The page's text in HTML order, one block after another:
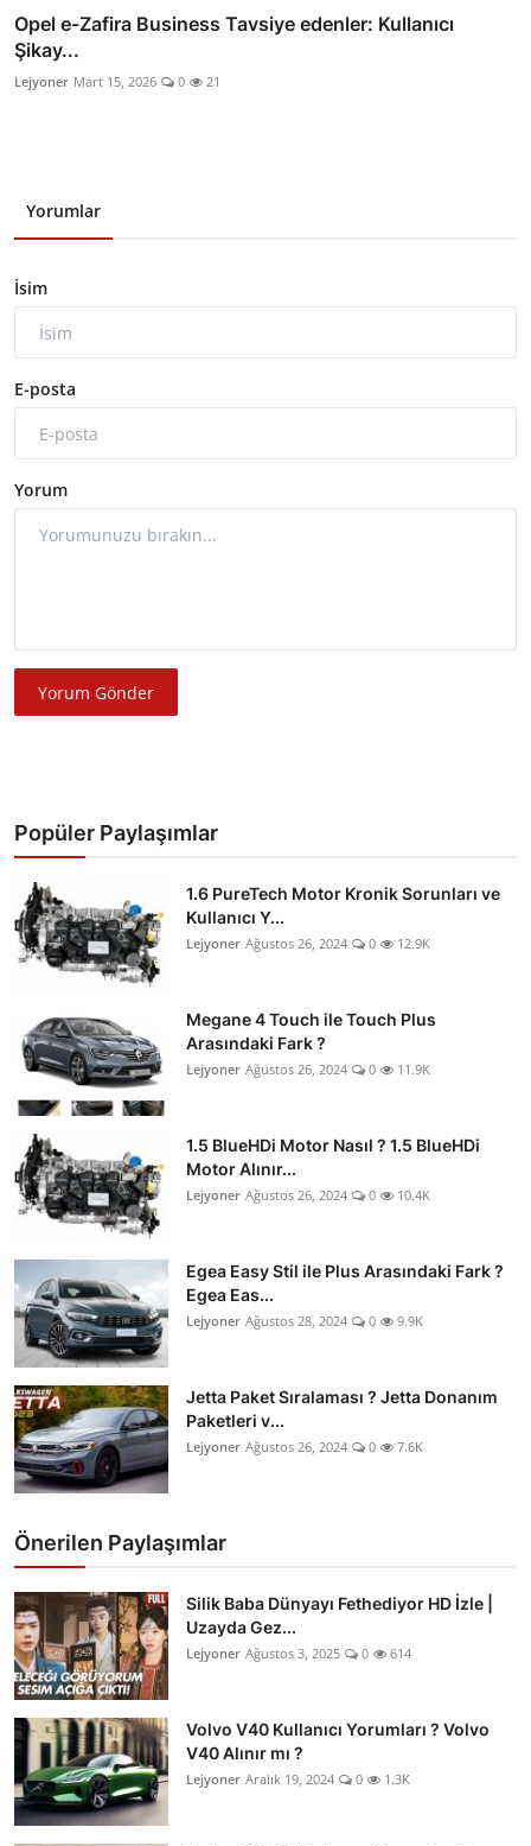
Opel e-Zafira Business Tavsiye edenler: Kullanıcı
Şikay...
Lejyoner Mart 15, 2026 0 21
Yorumlar
İsim
E-posta
Yorum
Yorum Gönder
Popüler Paylaşımlar
1.6 PureTech Motor Kronik Sorunları ve
Kullanıcı Y...
Lejyoner Ağustos 26, 2024 0 12.9K
Megane 4 Touch ile Touch Plus
Arasındaki Fark ?
Lejyoner Ağustos 26, 2024 0 11.9K
1.5 BlueHDi Motor Nasıl ? 1.5 BlueHDi
Motor Alınır...
Lejyoner Ağustos 26, 2024 0 10.4K
Egea Easy Stil ile Plus Arasındaki Fark ?
Egea Eas...
Lejyoner Ağustos 28, 2024 0 9.9K
Jetta Paket Sıralaması ? Jetta Donanım
Paketleri v...
Lejyoner Ağustos 26, 2024 0 7.6K
Önerilen Paylaşımlar
Silik Baba Dünyayı Fethediyor HD İzle |
Uzayda Gez...
Lejyoner Ağustos 3, 2025 0 614
Volvo V40 Kullanıcı Yorumları ? Volvo
V40 Alınır mı ?
Lejyoner Aralık 19, 2024 0 1.3K